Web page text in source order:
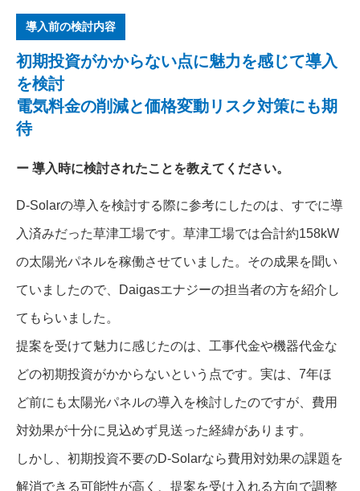
導入前の検討内容
初期投資がかからない点に魅力を感じて導入
を検討
電気料金の削減と価格変動リスク対策にも期
待
導入時に検討されたことを教えてください。
D-Solarの導入を検討する際に参考にしたのは、すでに導
入済みだった草津工場です。草津工場では合計約158kW
の太陽光パネルを稼働させていました。その成果を聞い
ていましたので、Daigasエナジーの担当者の方を紹介し
てもらいました。
提案を受けて魅力に感じたのは、工事代金や機器代金な
どの初期投資がかからないという点です。実は、7年ほ
ど前にも太陽光パネルの導入を検討したのですが、費用
対効果が十分に見込めず見送った経緯があります。
しかし、初期投資不要のD-Solarなら費用対効果の課題を
解消できる可能性が高く、提案を受け入れる方向で調整